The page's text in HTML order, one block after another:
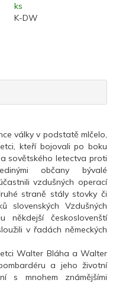
ks
K-DW
války v podstatě mlčelo,
kteří bojovali po boku
sovětského letectva proti
občany bývalé
vzdušných operací
straně stály stovky či
slovenských Vzdušných
někdejší českoslovenští
v řadách německých
Walter Bláha a Walter
a jeho životní
s mnohem známějšími